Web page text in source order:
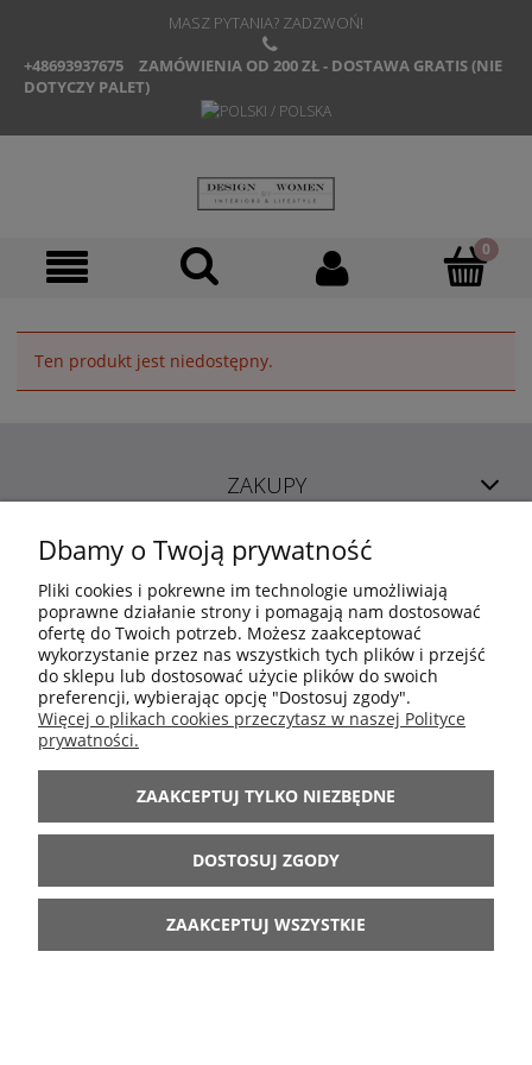
MASZ PYTANIA? ZADZWOŃ!
+48693937675
ZAMÓWIENIA OD 200 ZŁ - DOSTAWA GRATIS (NIE
DOTYCZY PALET)
Ten produkt jest niedostępny.
ZAKUPY
POMOC
MOJE KONTO
INFORMACJE
ARANŻACJE
BĄDŹ Z NAMI
Dbamy o Twoją prywatność
Pliki cookies i pokrewne im technologie umożliwiają
poprawne działanie strony i pomagają nam dostosować
ofertę do Twoich potrzeb. Możesz zaakceptować
wykorzystanie przez nas wszystkich tych plików i przejść
do sklepu lub dostosować użycie plików do swoich
preferencji, wybierając opcję "Dostosuj zgody".
Więcej o plikach cookies przeczytasz w naszej Polityce
prywatności.
ZAAKCEPTUJ TYLKO NIEZBĘDNE
DOSTOSUJ ZGODY
ZAAKCEPTUJ WSZYSTKIE